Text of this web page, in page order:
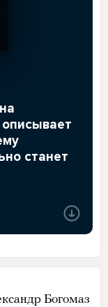
станет
Богомаз